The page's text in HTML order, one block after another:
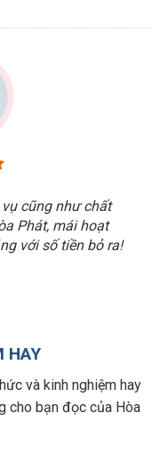
cũng như chất
Phát, mái hoạt
với số tiền bỏ ra!
HAY
và kinh nghiệm hay
cho bạn đọc của Hòa